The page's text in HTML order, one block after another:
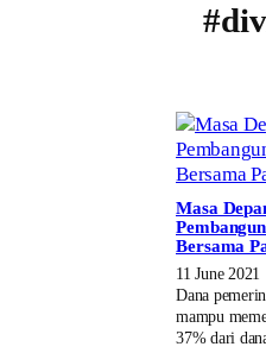
Masa
Bersama
11 June 2021
Dana
mampu
37% dari